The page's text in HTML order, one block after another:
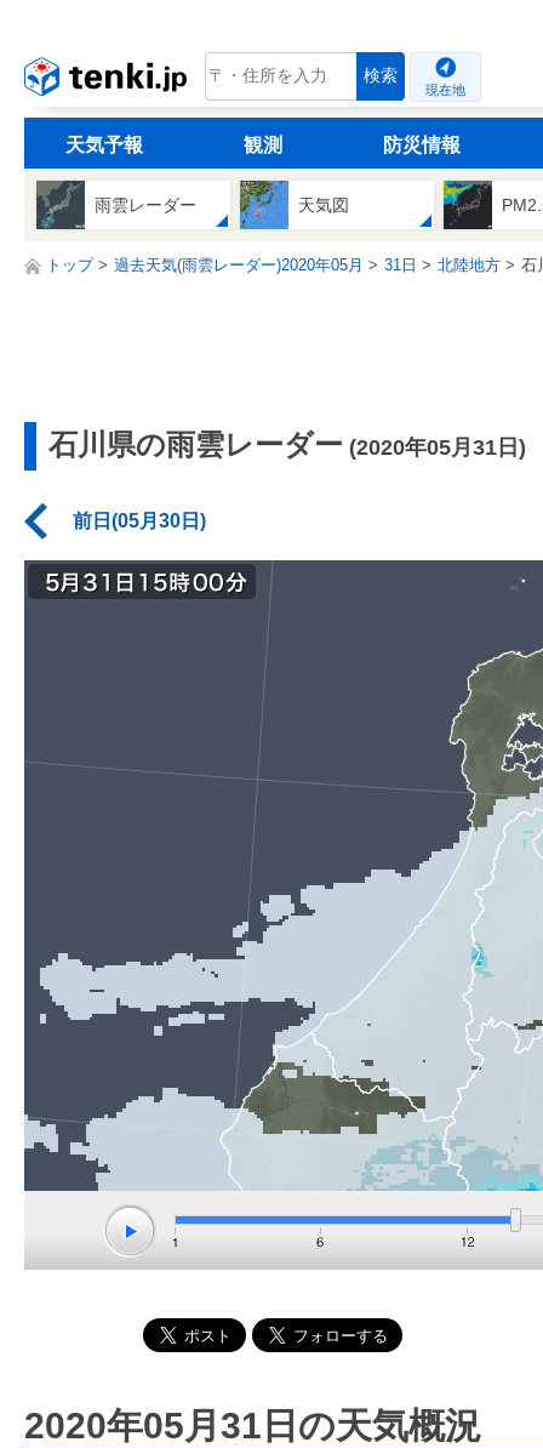
tenki.jp 検索
現在地
天気予報 観測 防災情報
雨雲レーダー 天気図
トップ 過去天気(雨雲レーダー)2020年05月 31日 北陸地方 石
石川県の雨雲レーダー (2020年05月31日)
前日(05月30日)
2020年05月31日の天気概況